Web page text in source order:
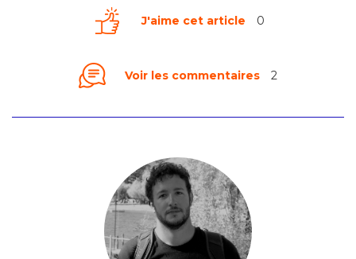
J'aime cet article 0
Voir les commentaires 2